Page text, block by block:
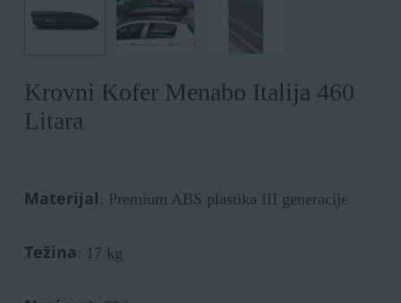
Krovni Kofer Menabo Italija 460
Litara
Materijal : Premium ABS plastika III generacije
Težina : 17 kg